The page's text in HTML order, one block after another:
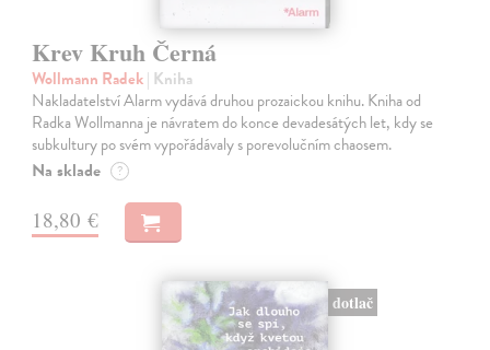
Krev Kruh Černá
Wollmann Radek| Kniha
Nakladatelství Alarm vydává druhou prozaickou knihu. Kniha od
Radka Wollmanna je návratem do konce devadesátých let, kdy se
subkultury po svém vypořádávaly s porevolučním chaosem.
Na sklade ?
18,80 €
dotlač